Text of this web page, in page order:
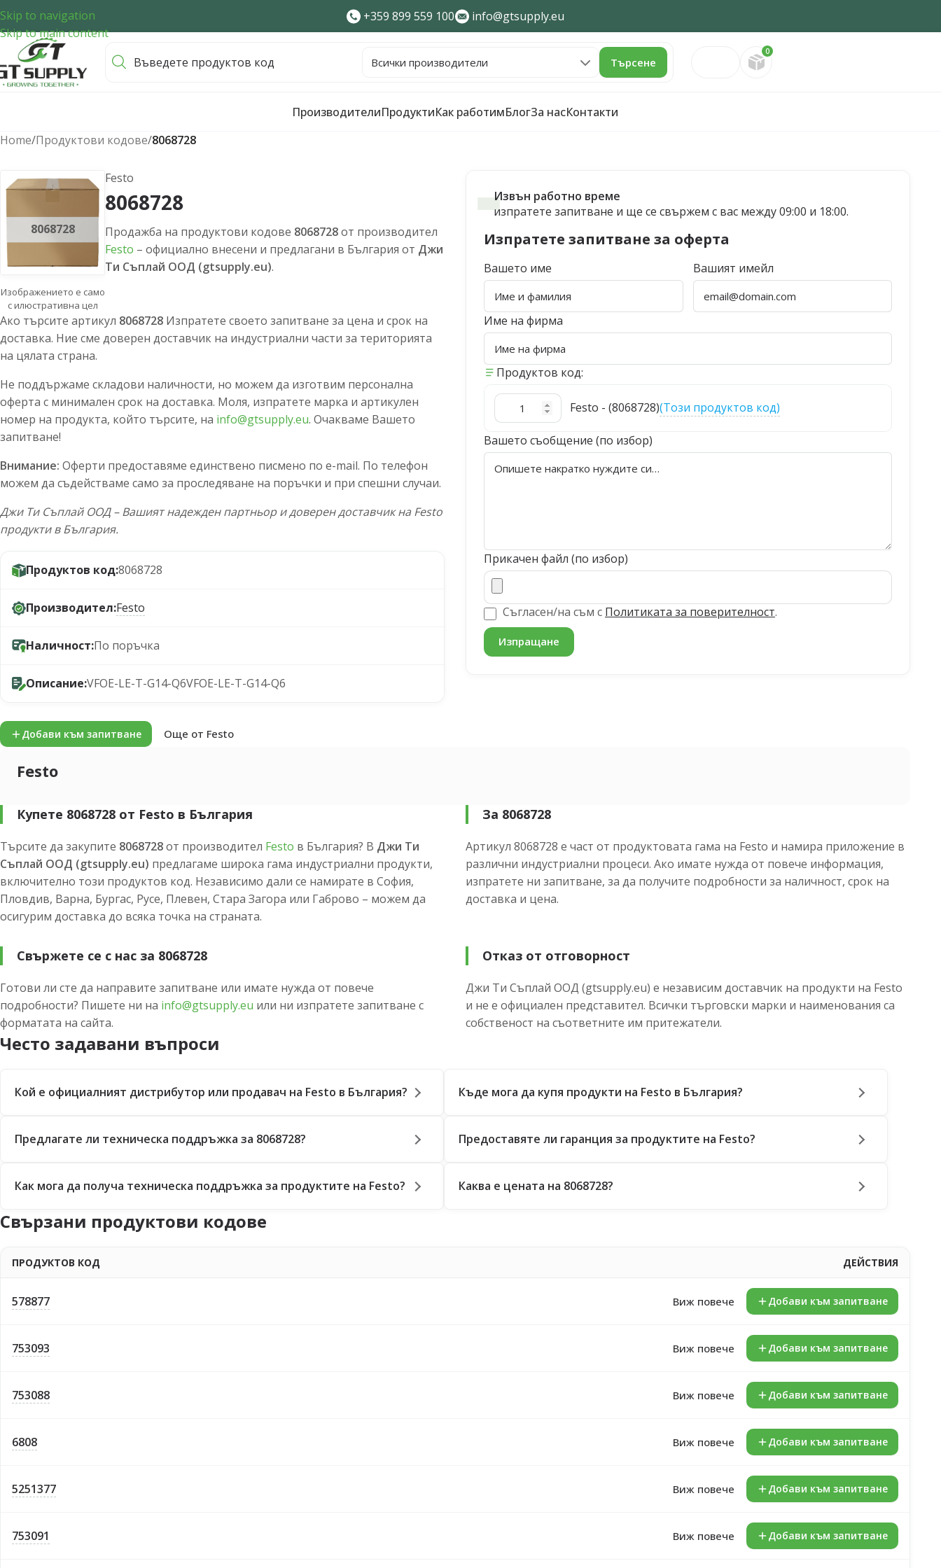
Skip to navigation
Skip to main content
+359 899 559 100 info@gtsupply.eu
Търсене
0
ПроизводителиПродуктиКак работимБлогЗа насКонтакти
Home/Продуктови кодове/8068728
8068728
Изображението е само
с илюстративна цел
Festo
8068728
Продажба на продуктови кодове 8068728от производител
Festo – официално внесени и предлагани в България от Джи
Ти Съплай ООД (gtsupply.eu).
Ако търсите артикул 8068728 Изпратете своето запитване за цена и срок на
доставка. Ние сме доверен доставчик на индустриални части за територията
на цялата страна.
Не поддържаме складови наличности, но можем да изготвим персонална
оферта с минимален срок на доставка. Моля, изпратете марка и артикулен
номер на продукта, който търсите, на info@gtsupply.eu. Очакваме Вашето
запитване!
Внимание: Оферти предоставяме единствено писмено по e-mail. По телефон
можем да съдействаме само за проследяване на поръчки и при спешни случаи.
Джи Ти Съплай ООД – Вашият надежден партньор и доверен доставчик на Festo
продукти в България.
Продуктов код:8068728
Производител:Festo
Наличност:По поръчка
Описание:VFOE-LE-T-G14-Q6VFOE-LE-T-G14-Q6
Добави към запитване Още от Festo
Извън работно време
изпратете запитване и ще се свържем с вас между 09:00 и 18:00.
Изпратете запитване за оферта
Вашето име Вашият имейл
Име на фирма
Продуктов код:
Festo - (8068728)(Този продуктов код)
Вашето съобщение (по избор)
Прикачен файл (по избор)
Съгласен/на съм с Политиката за поверителност.
Festo
Купете 8068728 от Festo в България
Търсите да закупите 8068728от производител Festo в България? В Джи Ти
Съплай ООД (gtsupply.eu) предлагаме широка гама индустриални продукти,
включително този продуктов код. Независимо дали се намирате в София,
Пловдив, Варна, Бургас, Русе, Плевен, Стара Загора или Габрово – можем да
осигурим доставка до всяка точка на страната.
За 8068728
Артикул 8068728 е част от продуктовата гама на Festo и намира приложение в
различни индустриални процеси. Ако имате нужда от повече информация,
изпратете ни запитване, за да получите подробности за наличност, срок на
доставка и цена.
Свържете се с нас за 8068728
Готови ли сте да направите запитване или имате нужда от повече
подробности? Пишете ни на info@gtsupply.eu или ни изпратете запитване с
форматата на сайта.
Отказ от отговорност
Джи Ти Съплай ООД (gtsupply.eu) е независим доставчик на продукти на Festo
и не е официален представител. Всички търговски марки и наименования са
собственост на съответните им притежатели.
Често задавани въпроси
Кой е официалният дистрибутор или продавач на Festo в България? Къде мога да купя продукти на Festo в България?
Предлагате ли техническа поддръжка за 8068728? Предоставяте ли гаранция за продуктите на Festo?
Как мога да получа техническа поддръжка за продуктите на Festo? Каква е цената на 8068728?
Свързани продуктови кодове
ПРОДУКТОВ КОД ДЕЙСТВИЯ
578877 Виж повече Добави към запитване
753093 Виж повече Добави към запитване
753088 Виж повече Добави към запитване
6808 Виж повече Добави към запитване
5251377 Виж повече Добави към запитване
753091 Виж повече Добави към запитване